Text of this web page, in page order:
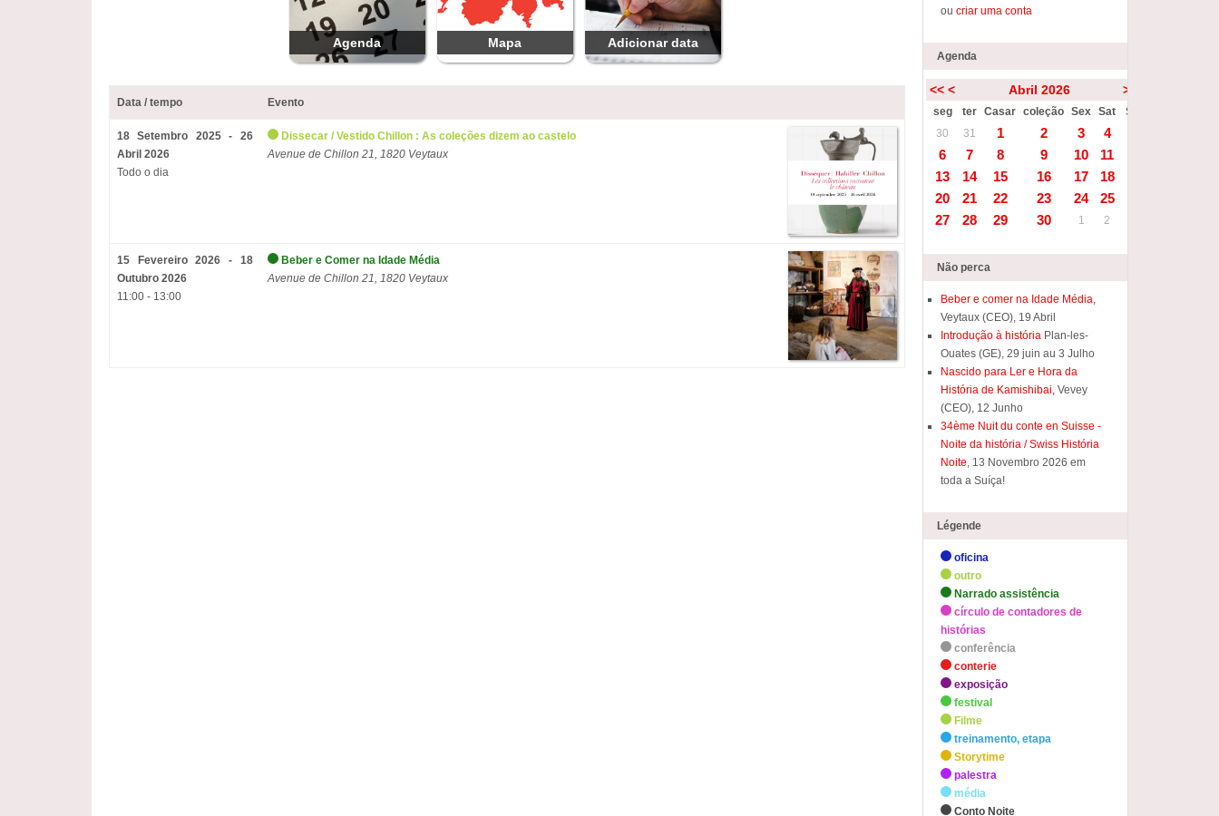
Agenda Mapa Adicionar data
Data / tempo Evento
18 Setembro 2025 - 26
Abril 2026
Todo o dia
Dissecar / Vestido Chillon : As coleções dizem ao castelo
Avenue de Chillon 21, 1820 Veytaux
15 Fevereiro 2026 - 18
Outubro 2026
11:00 - 13:00
Beber e Comer na Idade Média
Avenue de Chillon 21, 1820 Veytaux
oucriar uma conta
Agenda
<< < Abril 2026 >
seg ter Casar coleção Sex Sat
Sun
30
31 1 2 3 4
6
7 8 9 10 11
13
14 15 16 17 18
20
21 22 23 24 25
27
28 29 30 1 2
Não perca
Beber e comer na Idade Média,
Veytaux (CEO), 19 Abril
Introdução à história Plan-les-
Ouates (GE), 29 juin au 3 Julho
Nascido para Ler e Hora da
História de Kamishibai, Vevey
(CEO), 12 Junho
34ème Nuit du conte en Suisse -
Noite da história / Swiss História
Noite, 13 Novembro 2026 em
toda a Suíça!
Légende
oficina
outro
Narrado assistência
círculo de contadores de
histórias
conferência
conterie
exposição
festival
Filme
treinamento, etapa
Storytime
palestra
média
Conto Noite